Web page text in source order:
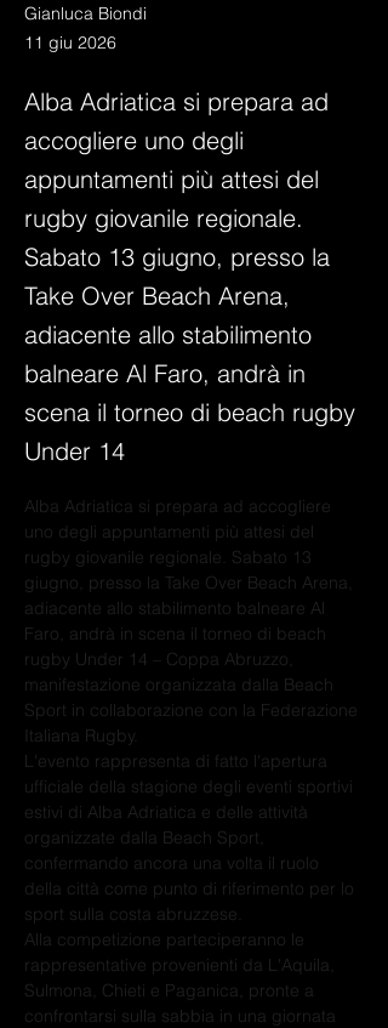
Gianluca Biondi
11 giu 2026
Alba Adriatica si prepara ad
accogliere uno degli
appuntamenti più attesi del
rugby giovanile regionale.
Sabato 13 giugno, presso la
Take Over Beach Arena,
adiacente allo stabilimento
balneare Al Faro, andrà in
scena il torneo di beach rugby
Under 14
Alba Adriatica si prepara ad accogliere
uno degli appuntamenti più attesi del
rugby giovanile regionale. Sabato 13
giugno, presso la Take Over Beach Arena,
adiacente allo stabilimento balneare Al
Faro, andrà in scena il torneo di beach
rugby Under 14 – Coppa Abruzzo,
manifestazione organizzata dalla Beach
Sport in collaborazione con la Federazione
Italiana Rugby.
L'evento rappresenta di fatto l'apertura
ufficiale della stagione degli eventi sportivi
estivi di Alba Adriatica e delle attività
organizzate dalla Beach Sport,
confermando ancora una volta il ruolo
della città come punto di riferimento per lo
sport sulla costa abruzzese.
Alla competizione parteciperanno le
rappresentative provenienti da L'Aquila,
Sulmona, Chieti e Paganica, pronte a
confrontarsi sulla sabbia in una giornata